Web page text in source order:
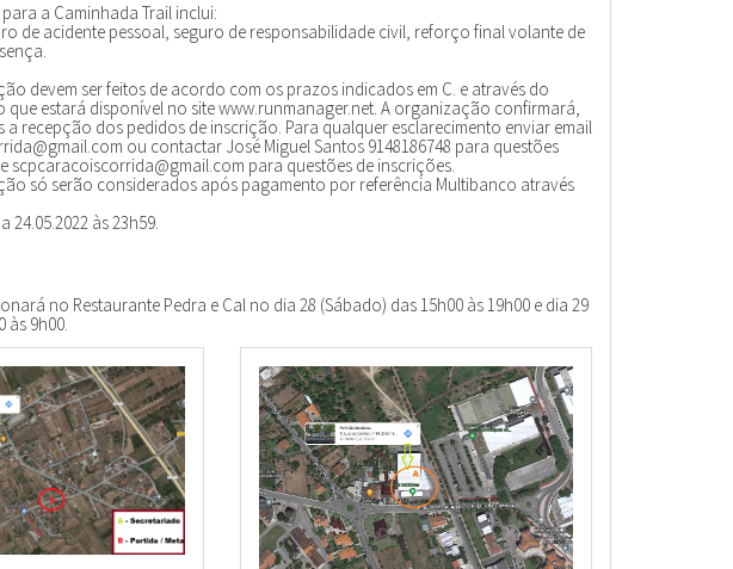
a Caminhada Trail inclui:
de acidente pessoal, seguro de responsabilidade civil, reforço final volante de
devem ser feitos de acordo com os prazos indicados em C. e através do
que estará disponível no site www.runmanager.net. A organização confirmará,
a recepção dos pedidos de inscrição. Para qualquer esclarecimento enviar email
ou contactar José Miguel Santos 9148186748 para questões
scpcaracoiscorrida@gmail.com para questões de inscrições.
só serão considerados após pagamento por referência Multibanco através
24.05.2022 às 23h59.
no Restaurante Pedra e Cal no dia 28 (Sábado) das 15h00 às 19h00 e dia 29
às 9h00.